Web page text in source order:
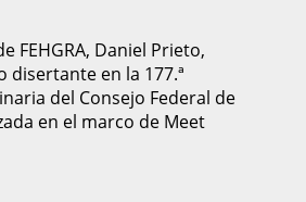
FEHGRA, Daniel Prieto,
disertante en la 177.ª
del Consejo Federal de
en el marco de Meet